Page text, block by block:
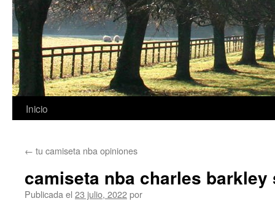
Saltar
contenido
Inicio
← tu camiseta nba opiniones
camiseta nba charles barkley
Publicada el 23 julio, 2022por